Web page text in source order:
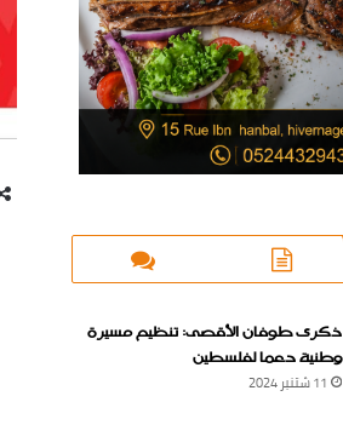
ذكرى طوفان الأقصى: تنظيم مسيرة
وطنية دعما لفلسطين
11 شتنبر 2024